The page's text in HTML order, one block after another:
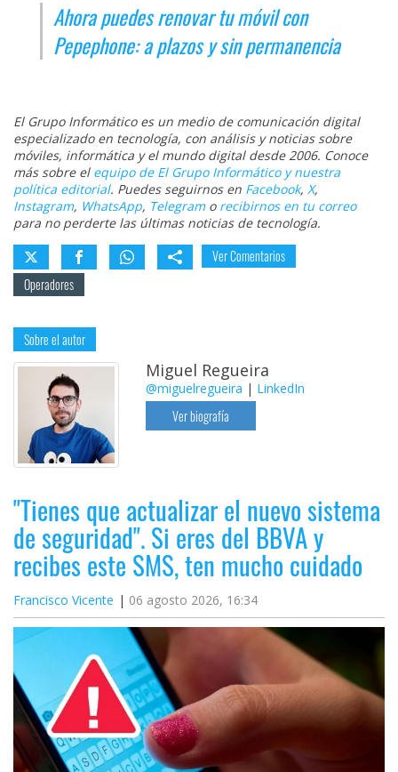
Ahora puedes renovar tu móvil con
Pepephone: a plazos y sin permanencia
El Grupo Informático es un medio de comunicación digital
especializado en tecnología, con análisis y noticias sobre
móviles, informática y el mundo digital desde 2006. Conoce
más sobre el equipo de El Grupo Informático y nuestra
política editorial. Puedes seguirnos en Facebook, X,
Instagram, WhatsApp, Telegramo recibirnos en tu correo
para no perderte las últimas noticias de tecnología.
Ver Comentarios
Operadores
Sobre el autor
Miguel Regueira
@miguelregueira | LinkedIn
Ver biografía
"Tienes que actualizar el nuevo sistema
de seguridad". Si eres del BBVA y
recibes este SMS, ten mucho cuidado
Francisco Vicente 06 agosto 2026, 16:34